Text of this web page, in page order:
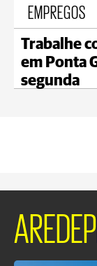
EMPREGOS
Trabalhe
em Ponta
segunda